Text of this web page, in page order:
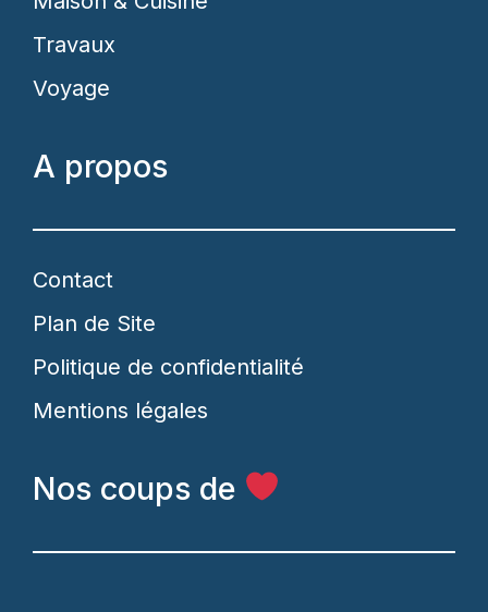
Travaux
Voyage
A propos
Contact
Plan de Site
Politique de confidentialité
Mentions légales
Nos coups de